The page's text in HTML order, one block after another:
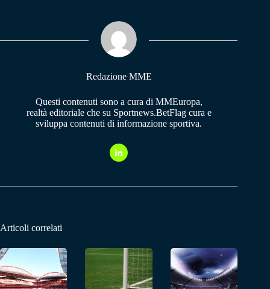
pp m
Redazione MME
Questi contenuti sono a cura di MMEuropa,
realtà editoriale che su Sportnews.BetFlag cura e
sviluppa contenuti di informazione sportiva.
Articoli correlati